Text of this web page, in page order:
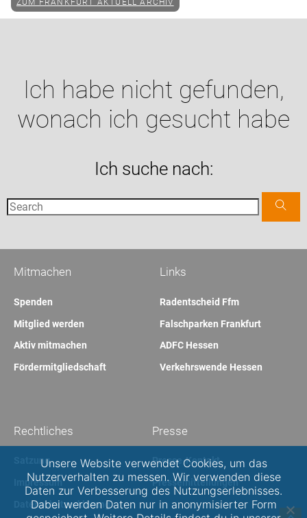
ZUM FRANKFURT AKTUELL ARCHIV
Ich habe nicht gefunden,
wonach ich gesucht habe
Ich suche nach:
Links
Radentscheid Ffm
Falschparken Frankfurt
ADFC Hessen
Verkehrswende Hessen
Mitmachen
Spenden
Mitglied werden
Aktiv mitmachen
Fördermitgliedschaft
Presse
Presse-Kontakt
Pressemitteilungen
Rechtliches
Satzung
Impressum
Datenschutzerklärung
Unsere Website verwendet Cookies, um das
Nutzerverhalten zu messen. Wir verwenden diese
Daten zur Verbesserung des Nutzungserlebnisses.
Dabei werden Daten nur in anonymisierter Form